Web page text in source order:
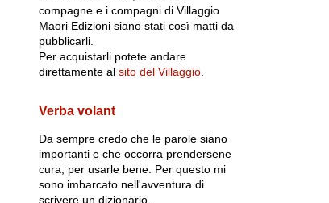
compagne e i compagni di Villaggio
Maori Edizioni siano stati così matti da
pubblicarli.
Per acquistarli potete andare
direttamente al sito del Villaggio.
Verba volant
Da sempre credo che le parole siano
importanti e che occorra prendersene
cura, per usarle bene. Per questo mi
sono imbarcato nell'avventura di
scrivere un dizionario.